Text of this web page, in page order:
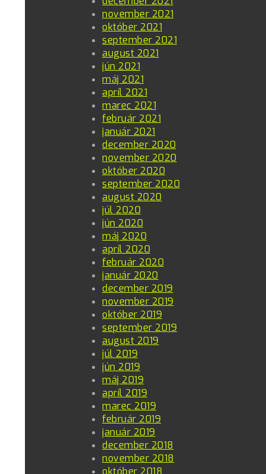
november 2021
október 2021
september 2021
august 2021
jún 2021
máj 2021
apríl 2021
marec 2021
február 2021
január 2021
december 2020
november 2020
október 2020
september 2020
august 2020
júl 2020
jún 2020
máj 2020
apríl 2020
február 2020
január 2020
december 2019
november 2019
október 2019
september 2019
august 2019
júl 2019
jún 2019
máj 2019
apríl 2019
marec 2019
február 2019
január 2019
december 2018
november 2018
október 2018